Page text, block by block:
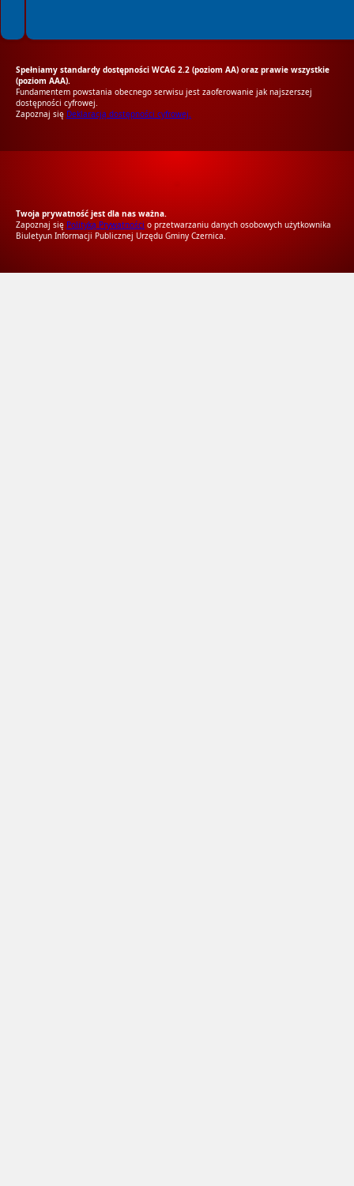
Spełniamy standardy dostępności WCAG 2.2 (poziom AA) oraz prawie wszystkie
(poziom AAA).
Fundamentem powstania obecnego serwisu jest zaoferowanie jak najszerszej
dostępności cyfrowej.
Zapoznaj się Deklaracją dostępności cyfrowej.
Twoja prywatność jest dla nas ważna.
Zapoznaj się Polityką Prywatności o przetwarzaniu danych osobowych użytkownika
Biuletyun Informacji Publicznej Urzędu Gminy Czernica.